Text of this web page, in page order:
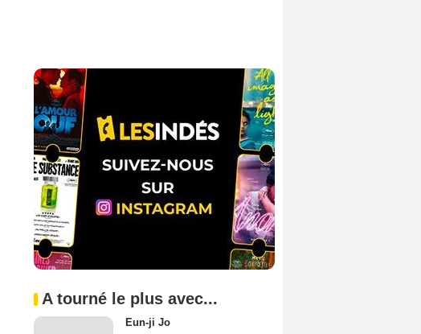
A tourné le plus avec...
Eun-ji Jo